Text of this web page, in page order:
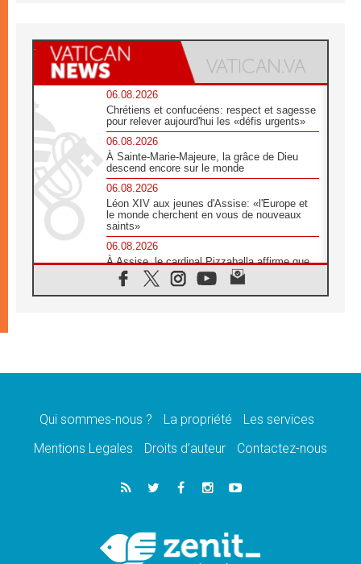
06.08.2026
Chrétiens et confucéens: respect et sagesse
pour relever aujourd'hui les «défis urgents»
06.08.2026
À Sainte-Marie-Majeure, la grâce de Dieu
descend encore sur le monde
06.08.2026
Léon XIV aux jeunes d'Assise: «l'Europe et
le monde cherchent en vous de nouveaux
saints»
06.08.2026
À Assise, le cardinal Pizzaballa affirme que
«les chrétiens veulent la paix»
06.08.2026
message de paix et de dignité humaine»
«La visite du Pape en Uruguay renforcera
05.08.2026
Le nonce en Ukraine: «Il est inquiétant
Léon XIV au Pérou, une lueur d'espoir pour
un peuple en quête de paix
Qui sommes-nous ? La propriété
Les services
Mentions Legales
Droits d’auteur Contactez-nous